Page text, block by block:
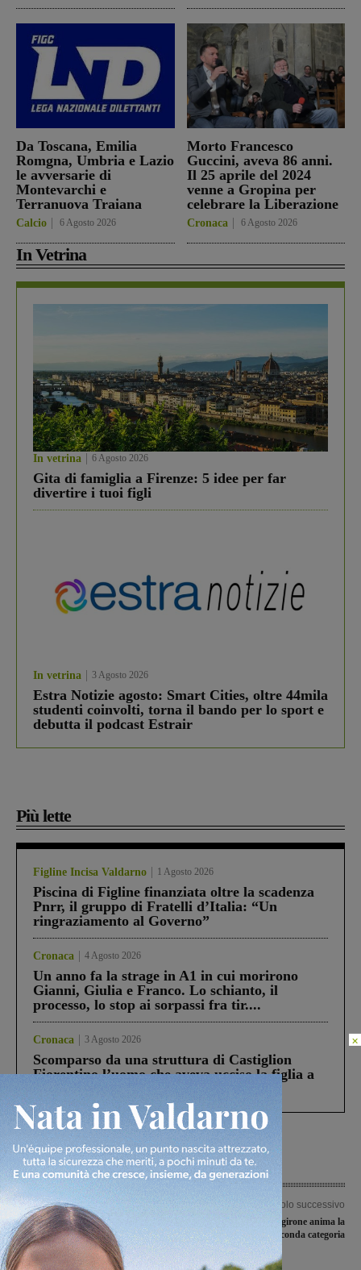
Da Toscana, Emilia
Romgna, Umbria e Lazio
le avversarie di
Montevarchi e
Terranuova Traiana
Calcio 6 Agosto 2026
Morto Francesco
Guccini, aveva 86 anni.
Il 25 aprile del 2024
venne a Gropina per
celebrare la Liberazione
Cronaca 6 Agosto 2026
In Vetrina
In vetrina 6 Agosto 2026
Gita di famiglia a Firenze: 5 idee per far
divertire i tuoi figli
In vetrina 3 Agosto 2026
Estra Notizie agosto: Smart Cities, oltre 44mila
studenti coinvolti, torna il bando per lo sport e
debutta il podcast Estrair
Più lette
Figline Incisa Valdarno 1 Agosto 2026
Piscina di Figline finanziata oltre la scadenza
Pnrr, il gruppo di Fratelli d’Italia: “Un
ringraziamento al Governo”
Cronaca 4 Agosto 2026
Un anno fa la strage in A1 in cui morirono
Gianni, Giulia e Franco. Lo schianto, il
processo, lo stop ai sorpassi fra tir....
Cronaca 3 Agosto 2026
Scomparso da una struttura di Castiglion
Fiorentino l’uomo che aveva ucciso la figlia a
Articolo precedente
Incidente al bivio de I Ciliegi. Code
sulla Regionale da Incisa
Articolo successivo
Un derby per girone anima la
giornata in Seconda categoria
×